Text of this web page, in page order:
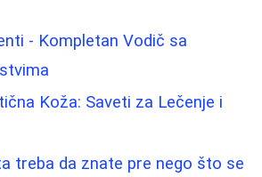
- Kompletan Vodič sa
Koža: Saveti za Lečenje i
treba da znate pre nego što se